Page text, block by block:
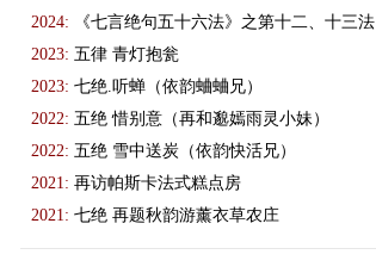
2024:
《七言绝句五十六法》之第十二、十三法
2023: 五律 青灯抱瓮
2023: 七绝.听蝉（依韵蛐蛐兄）
2022: 五绝 惜别意（再和邈嫣雨灵小妹）
2022: 五绝 雪中送炭（依韵快活兄）
2021: 再访帕斯卡法式糕点房
2021: 七绝 再题秋韵游薰衣草农庄